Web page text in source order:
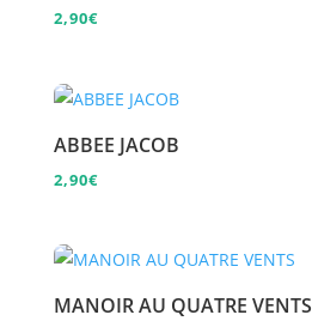
2,90€
ABBEE JACOB
2,90€
MANOIR AU QUATRE VENTS